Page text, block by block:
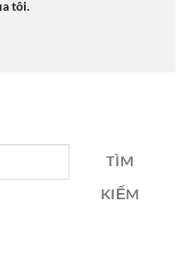
tôi.
TÌM
KIẾM